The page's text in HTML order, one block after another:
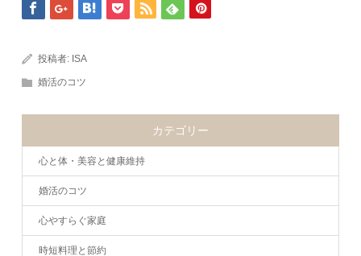
投稿者: ISA
婚活のコツ
カテゴリー
心と体・美容と健康維持
婚活のコツ
心やすらぐ家庭
時短料理と節約